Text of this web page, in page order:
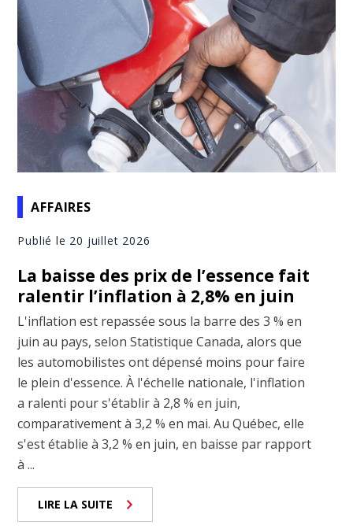
AFFAIRES
Publié le 20 juillet 2026
La baisse des prix de l’essence fait
ralentir l’inflation à 2,8% en juin
L'inflation est repassée sous la barre des 3 % en
juin au pays, selon Statistique Canada, alors que
les automobilistes ont dépensé moins pour faire
le plein d'essence. À l'échelle nationale, l'inflation
a ralenti pour s'établir à 2,8 % en juin,
comparativement à 3,2 % en mai. Au Québec, elle
s'est établie à 3,2 % en juin, en baisse par rapport
à ...
LIRE LA SUITE